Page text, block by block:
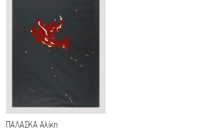
ΠΑΛΑΣΚΑ Αλίκη